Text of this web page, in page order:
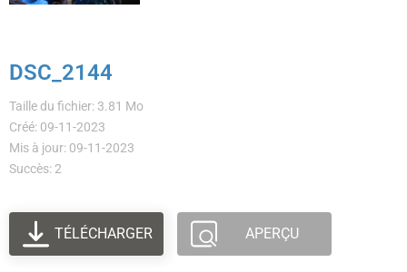
DSC_2144
Taille du fichier: 3.81 Mo
Créé: 09-11-2023
Mis à jour: 09-11-2023
Succès: 2
TÉLÉCHARGER APERÇU